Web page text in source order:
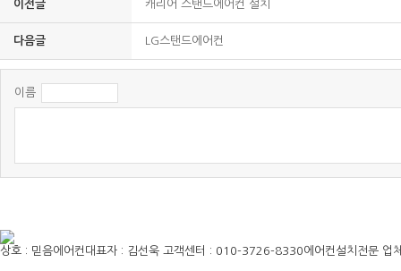
이전글 캐리어 스탠드에어컨 설치
다음글 LG스탠드에어컨
이름
상호 : 믿음에어컨 대표자 : 김선욱 고객센터 : 010-3726-8330에어컨설치전문 업